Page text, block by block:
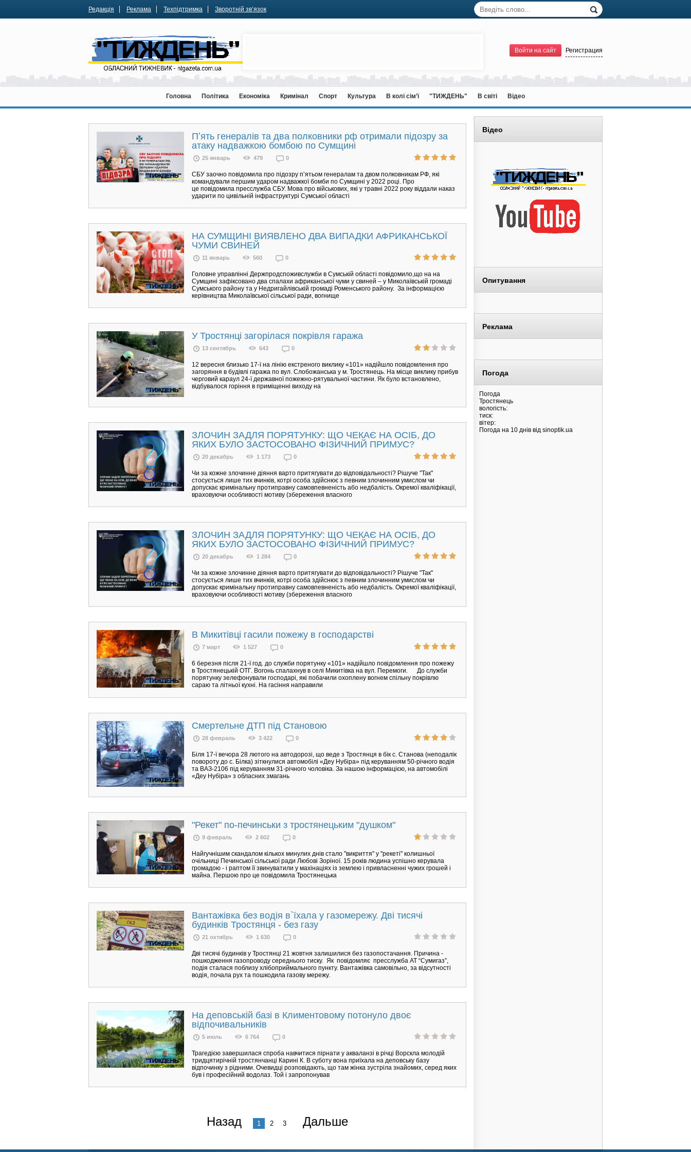
Редакція Реклама Техпідтримка Зворотній зв’язок
Войти на сайт Регистрация
Головна Політика Економіка Кримінал Спорт Культура В колі сім’ї "ТИЖДЕНЬ" В світі Відео
Пʼять генералів та два полковники рф отримали підозру за
атаку надважкою бомбою по Сумщині
25 январь 479 0
СБУ заочно повідомила про підозру пʼятьом генералам та двом полковникам РФ, які
командували першим ударом надважкої бомби по Сумщині у 2022 році. Про
це повідомила пресслужба СБУ. Мова про військових, які у травні 2022 року віддали наказ
ударити по цивільній інфраструктурі Сумської області
НА СУМЩИНІ ВИЯВЛЕНО ДВА ВИПАДКИ АФРИКАНСЬКОЇ
ЧУМИ СВИНЕЙ
11 январь 560 0
Головне управлінні Держпродспоживслужби в Сумській області повідомило,що на на
Сумщині зафіксовано два спалахи африканської чуми у свиней – у Миколаївській громаді
Сумського району та у Недригайлівській громаді Роменського району. За інформацією
керівництва Миколаївської сільської ради, вогнище
У Тростянці загорілася покрівля гаража
13 сентябрь 643 0
12 вересня близько 17-ї на лінію екстреного виклику «101» надійшло повідомлення про
загоряння в будівлі гаража по вул. Слобожанська у м. Тростянець. На місце виклику прибув
черговий караул 24-ї державної пожежно-рятувальної частини. Як було встановлено,
відбувалося горіння в приміщенні виходу на
ЗЛОЧИН ЗАДЛЯ ПОРЯТУНКУ: ЩО ЧЕКАЄ НА ОСІБ, ДО
ЯКИХ БУЛО ЗАСТОСОВАНО ФІЗИЧНИЙ ПРИМУС?
20 декабрь 1 173 0
Чи за кожне злочинне діяння варто притягувати до відповідальності? Рішуче "Так"
стосується лише тих вчинків, котрі особа здійснює з певним злочинним умислом чи
допускає кримінальну протиправну самовпевненість або недбалість. Окремої кваліфікації,
враховуючи особливості мотиву (збереження власного
ЗЛОЧИН ЗАДЛЯ ПОРЯТУНКУ: ЩО ЧЕКАЄ НА ОСІБ, ДО
ЯКИХ БУЛО ЗАСТОСОВАНО ФІЗИЧНИЙ ПРИМУС?
20 декабрь 1 284 0
Чи за кожне злочинне діяння варто притягувати до відповідальності? Рішуче "Так"
стосується лише тих вчинків, котрі особа здійснює з певним злочинним умислом чи
допускає кримінальну протиправну самовпевненість або недбалість. Окремої кваліфікації,
враховуючи особливості мотиву (збереження власного
В Микитівці гасили пожежу в господарстві
7 март 1 527 0
6 березня після 21-ї год. до служби порятунку «101» надійшло повідомлення про пожежу
в Тростянецькій ОТГ. Вогонь спалахнув в селі Микитівка на вул. Перемоги. До служби
порятунку зелефонували господарі, які побачили охоплену вогнем спільну покрівлю
сараю та літньої кухні. На гасіння направили
Смертельне ДТП під Становою
28 февраль 3 422 0
Біля 17-ї вечора 28 лютого на автодорозі, що веде з Тростянця в бік с. Станова (неподалік
повороту до с. Білка) зіткнулися автомобілі «Деу Нубіра» під керуванням 50-річного водія
та ВАЗ-2106 під керуванням 31-річного чоловіка. За нашою інформацією, на автомобілі
«Деу Нубіра» з обласних змагань
"Рекет" по-печинськи з тростянецьким "душком"
9 февраль 2 602 0
Найгучнішим скандалом кількох минулих днів стало "викриття" у "рекеті" колишньої
очільниці Печинської сільської ради Любові Зоріної. 15 років людина успішно керувала
громадою - і раптом її звинуватили у махінаціях із землею і привласненні чужих грошей і
майна. Першою про це повідомила Тростянецька
Вантажівка без водія в`їхала у газомережу. Дві тисячі
будинків Тростянця - без газу
21 октябрь 1 630 0
Дві тисячі будинків у Тростянці 21 жовтня залишилися без газопостачання. Причина -
пошкодження газопроводу середнього тиску. Як повідомляє пресслужба АТ “Сумигаз”,
подія сталася поблизу хлібоприймального пункту. Вантажівка самовільно, за відсутності
водія, почала рух та пошкодила газову мережу.
На деповській базі в Климентовому потонуло двоє
відпочивальників
5 июль 6 764 0
Трагедією завершилася спроба навчитися пірнати у акваланзі в річці Ворскла молодій
тридцятирічній тростянчанці Карині К. В суботу вона приїхала на деповську базу
відпочинку з рідними. Очевидці розповідають, що там жінка зустріла знайомих, серед яких
був і професійний водолаз. Той і запропонував
Назад 1 2 3 Дальше
Відео
Опитування
Реклама
Погода
Погода
Тростянець
вологість:
тиск:
вітер:
Погода на 10 днів від sinoptik.ua